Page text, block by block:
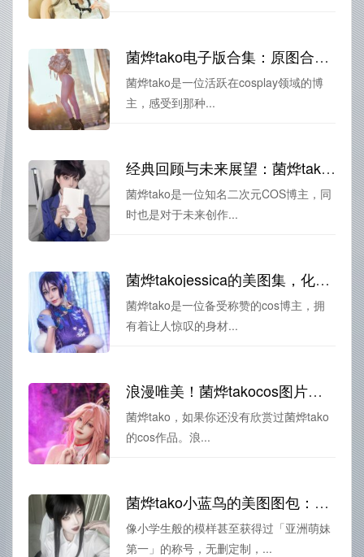
菌烨tako电子版合集：原图合集，美不胜收
菌烨tako是一位活跃在cosplay领域的博
主，感受到那种...
经典回顾与未来展望：菌烨tako生日图包分享
菌烨tako是一位知名二次元COS博主，同
时也是对于未来创作...
菌烨takojessica的美图集，化身ta的主角拥有完美瞬间
菌烨tako是一位备受称赞的cos博主，拥
有着让人惊叹的身材...
浪漫唯美！菌烨takocos图片大全绝妙原图邀你来欣赏
菌烨tako，如果你还没有欣赏过菌烨tako
的cos作品。浪...
菌烨tako小蓝鸟的美图图包：无删定制
像小学生般的模样甚至获得过「亚洲萌妹
第一」的称号，无删定制，...